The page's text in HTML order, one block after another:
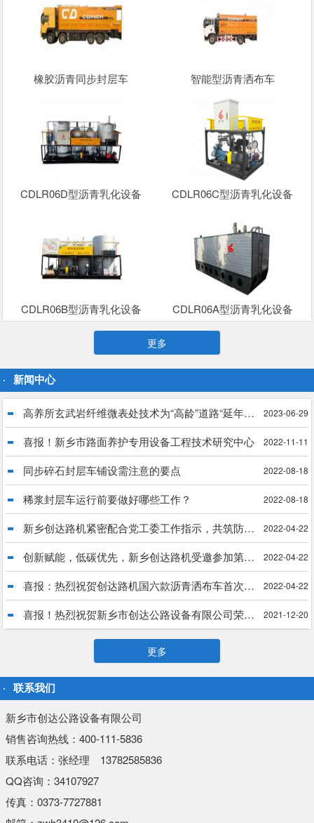
橡胶沥青同步封层车 智能型沥青洒布车
CDLR06D型沥青乳化设备 CDLR06C型沥青乳化设备
CDLR06B型沥青乳化设备 CDLR06A型沥青乳化设备
更多
新闻中心
高养所玄武岩纤维微表处技术为“高龄”道路“延年益寿” 2023-06-29
喜报！新乡市路面养护专用设备工程技术研究中心 2022-11-11
同步碎石封层车铺设需注意的要点 2022-08-18
稀浆封层车运行前要做好哪些工作？ 2022-08-18
新乡创达路机紧密配合党工委工作指示，共筑防疫长城 2022-04-22
创新赋能，低碳优先，新乡创达路机受邀参加第34届中国乳化沥青技术大会 2022-04-22
喜报：热烈祝贺创达路机国六款沥青洒布车首次出口菲律宾 2022-04-22
喜报！热烈祝贺新乡市创达公路设备有限公司荣获“国家科技型中小企业”殊荣 2021-12-20
更多
联系我们
新乡市创达公路设备有限公司
销售咨询热线：400-111-5836
联系电话：张经理 13782585836
QQ咨询：34107927
传真：0373-7727881